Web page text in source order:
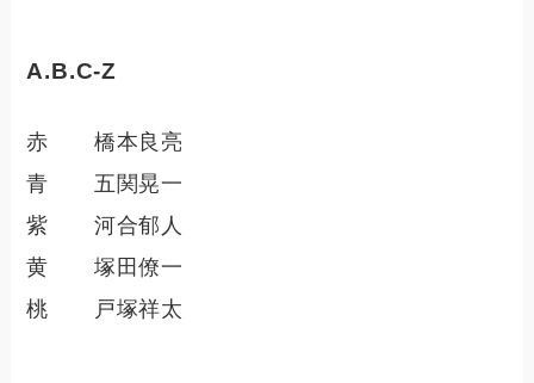
A.B.C-Z
赤 橋本良亮
青 五関晃一
紫 河合郁人
黄 塚田僚一
桃 戸塚祥太